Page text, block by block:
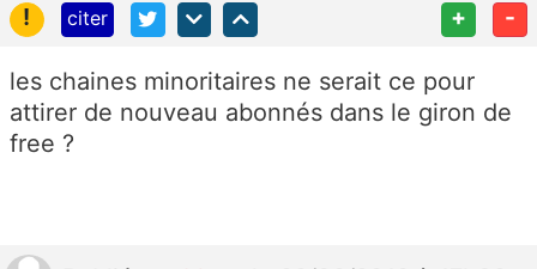
!
citer + -
les chaines minoritaires ne serait ce pour
attirer de nouveau abonnés dans le giron de
free ?